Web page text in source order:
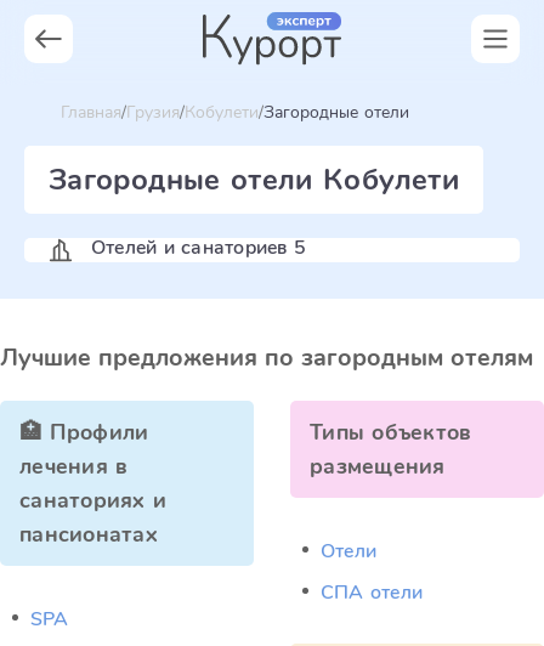
Главная Грузия Кобулети Загородные отели
Загородные отели Кобулети
Отелей и санаториев 5
Лучшие предложения по загородным отелям
🏥 Профили
лечения в
санаториях и
пансионатах
SPA
Типы объектов
размещения
Отели
СПА отели